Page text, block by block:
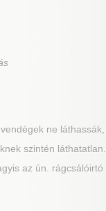
ne láthassák,
szintén láthatatlan.
az ún. rágcsálóirtó